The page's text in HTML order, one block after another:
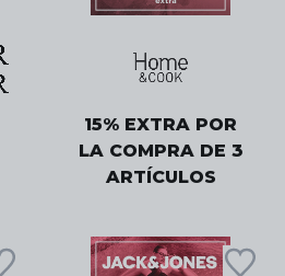
15% EXTRA POR
LA COMPRA DE 3
ARTÍCULOS